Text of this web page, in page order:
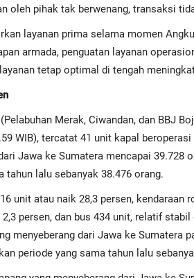
oleh pihak tak berwenang, transaksi
layanan prima selama momen
armada, penguatan layanan
tetap optimal di tengah
Merak, Ciwandan, dan BBJ
WIB), tercatat 41 unit kapal
Jawa ke Sumatera mencapai 39.728
tahun lalu sebanyak 38.476 orang.
unit atau naik 28,3 persen, kendaraan
persen, dan bus 434 unit, relatif
menyeberang dari Jawa ke Sumatera
periode yang sama tahun lalu